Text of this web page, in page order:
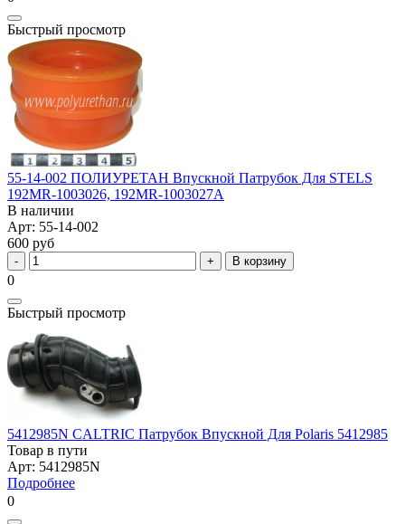
Быстрый просмотр
55-14-002 ПОЛИУРЕТАН Впускной Патрубок Для STELS
192MR-1003026, 192MR-1003027A
В наличии
Арт: 55-14-002
600 руб
В корзину
0
Быстрый просмотр
5412985N CALTRIC Патрубок Впускной Для Polaris 5412985
Товар в пути
Арт: 5412985N
Подробнее
0